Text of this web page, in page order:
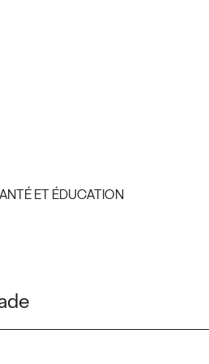
ET ÉDUCATION